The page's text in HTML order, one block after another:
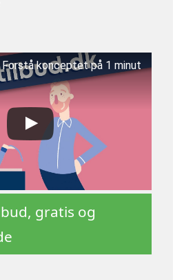
konceptet på 1 minut
gratis og